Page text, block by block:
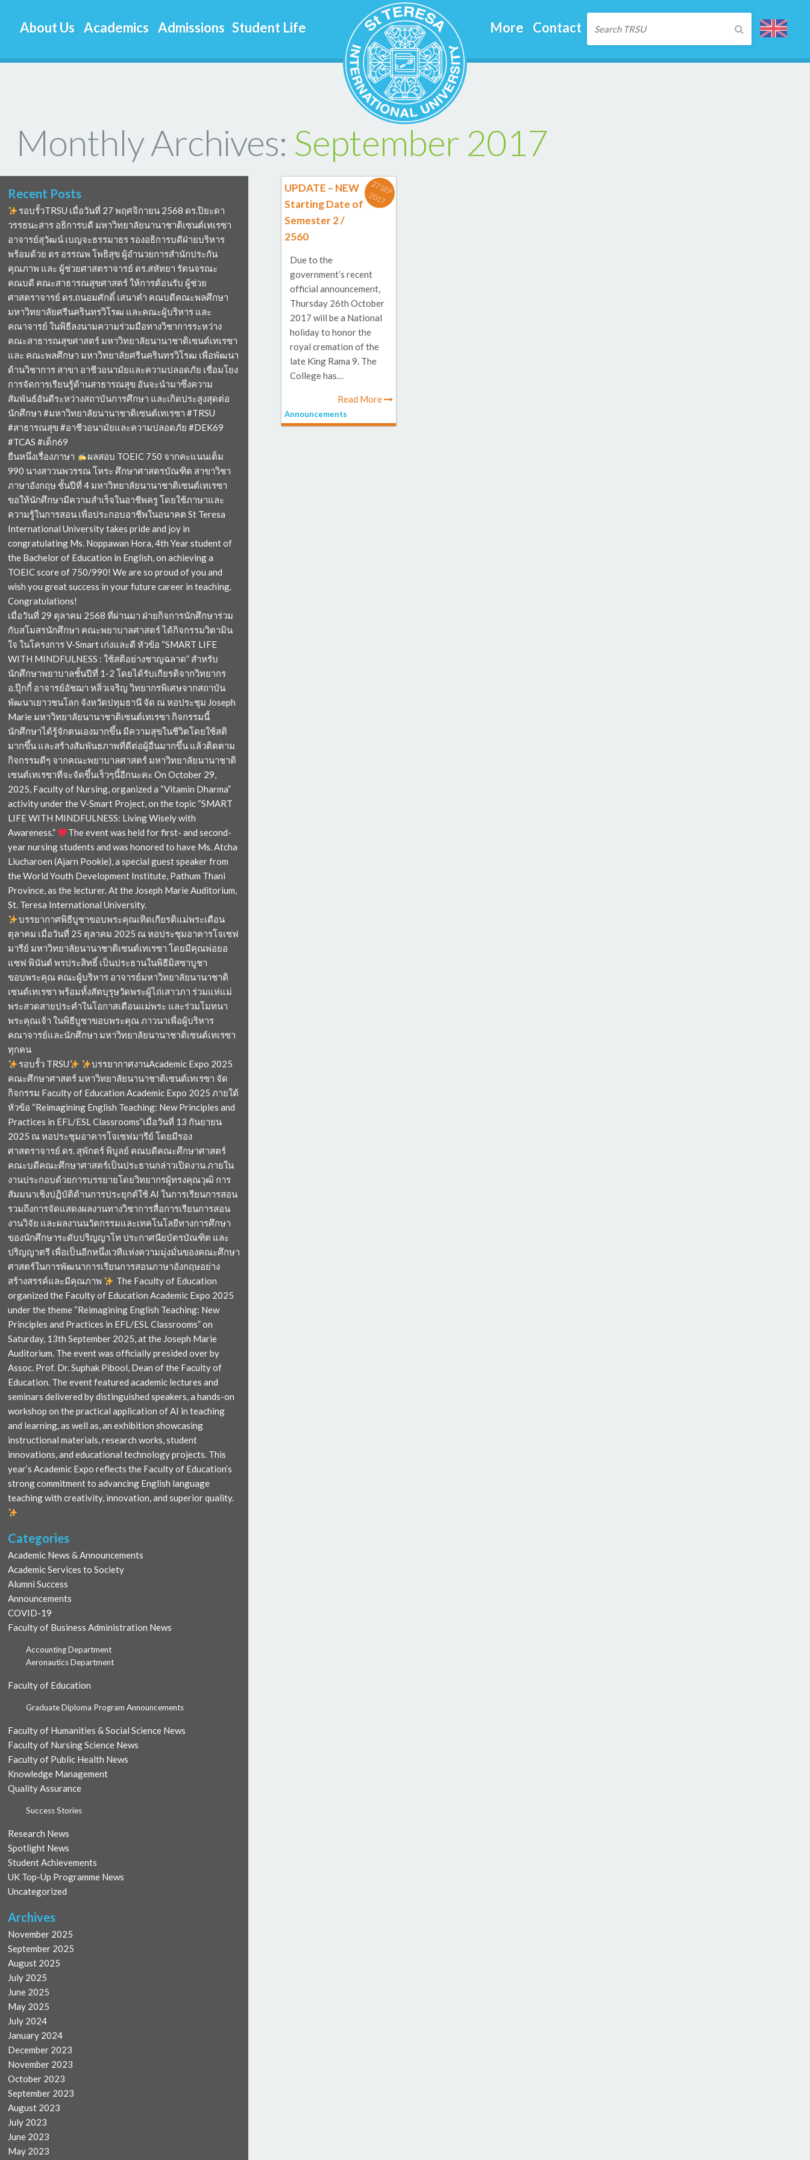
About Us Academics Admissions Student Life More Contact
Monthly Archives: September 2017
Recent Posts
รอบรั้วTRSU เมื่อวันที่ 27 พฤศจิกายน 2568 ดร.ปิยะดา
วรรธนะสาร อธิการบดี มหาวิทยาลัยนานาชาติเซนต์เทเรซา
อาจารย์สุวัฒน์ เบญจะธรรมาธร รองอธิการบดีฝ่ายบริหาร
พร้อมด้วย ดร อรรณพ โพธิสุข ผู้อำนวยการสำนักประกัน
คุณภาพ และ ผู้ช่วยศาสตราจารย์ ดร.สหัทยา รัตนจรณะ
คณบดี คณะสาธารณสุขศาสตร์ ให้การต้อนรับ ผู้ช่วย
ศาสตราจารย์ ดร.ถนอมศักดิ์ เสนาคำ คณบดีคณะพลศึกษา
มหาวิทยาลัยศรีนครินทรวิโรฒ และคณะผู้บริหาร และ
คณาจารย์ ในพิธีลงนามความร่วมมือทางวิชาการระหว่าง
คณะสาธารณสุขศาสตร์ มหาวิทยาลัยนานาชาติเซนต์เทเรซา
และ คณะพลศึกษา มหาวิทยาลัยศรีนครินทรวิโรฒ เพื่อพัฒนา
ด้านวิชาการ สาขา อาชีวอนามัยและความปลอดภัย เชื่อมโยง
การจัดการเรียนรู้ด้านสาธารณสุข อันจะนำมาซึ่งความ
สัมพันธ์อันดีระหว่างสถาบันการศึกษา และเกิดประสูงสุดต่อ
นักศึกษา #มหาวิทยาลัยนานาชาติเซนต์เทเรซา #TRSU
#สาธารณสุข #อาชีวอนามัยและความปลอดภัย #DEK69
#TCAS #เด็ก69
ยืนหนึ่งเรื่องภาษา
ผลสอบ TOEIC 750 จากคะแนนเต็ม
990 นางสาวนพวรรณ โหระ ศึกษาศาสตรบัณฑิต สาขาวิชา
ภาษาอังกฤษ ชั้นปีที่ 4 มหาวิทยาลัยนานาชาติเซนต์เทเรซา
ขอให้นักศึกษามีความสำเร็จในอาชีพครู โดยใช้ภาษาและ
ความรู้ในการสอน เพื่อประกอบอาชีพในอนาคต St Teresa
International University takes pride and joy in
congratulating Ms. Noppawan Hora, 4th Year student of
the Bachelor of Education in English, on achieving a
TOEIC score of 750/990! We are so proud of you and
wish you great success in your future career in teaching.
Congratulations!
เมื่อวันที่ 29 ตุลาคม 2568 ที่ผ่านมา ฝ่ายกิจการนักศึกษาร่วม
กับสโมสรนักศึกษา คณะพยาบาลศาสตร์ ได้กิจกรรมวิตามิน
ใจ ในโครงการ V-Smart เก่งและดี หัวข้อ “SMART LIFE
WITH MINDFULNESS : ใช้สติอย่างชาญฉลาด” สำหรับ
นักศึกษาพยาบาลชั้นปีที่ 1-2 โดยได้รับเกียรติจากวิทยากร
อ.ปุ๊กกี้ อาจารย์อัชฌา หลิ่วเจริญ วิทยากรพิเศษจากสถาบัน
พัฒนาเยาวชนโลก จังหวัดปทุมธานี จัด ณ หอประชุม Joseph
Marie มหาวิทยาลัยนานาชาติเซนต์เทเรซา กิจกรรมนี้
นักศึกษาได้รู้จักตนเองมากขึ้น มีความสุขในชีวิตโดยใช้สติ
มากขึ้น และสร้างสัมพันธภาพที่ดีต่อผู้อื่นมากขึ้น แล้วติดตาม
กิจกรรมดีๆ จากคณะพยาบาลศาสตร์ มหาวิทยาลัยนานาชาติ
เซนต์เทเรซาที่จะจัดขึ้นเร็วๆนี้อีกนะคะ On October 29,
2025, Faculty of Nursing, organized a “Vitamin Dharma”
activity under the V-Smart Project, on the topic “SMART
LIFE WITH MINDFULNESS: Living Wisely with
Awareness.”
The event was held for first- and second-
year nursing students and was honored to have Ms. Atcha
Liucharoen (Ajarn Pookie), a special guest speaker from
the World Youth Development Institute, Pathum Thani
Province, as the lecturer. At the Joseph Marie Auditorium,
St. Teresa International University.
บรรยากาศพิธีบูชาขอบพระคุณเทิดเกียรติแม่พระเดือน
ตุลาคม เมื่อวันที่ 25 ตุลาคม 2025 ณ หอประชุมอาคารโจเซฟ
มารีย์ มหาวิทยาลัยนานาชาติเซนต์เทเรซา โดยมีคุณพ่อยอ
แซฟ พินันต์ พรประสิทธิ์ เป็นประธานในพิธีมิสซาบูชา
ขอบพระคุณ คณะผู้บริหาร อาจารย์มหาวิทยาลัยนานาชาติ
เซนต์เทเรซา พร้อมทั้งสัตบุรุษวัดพระผู้ไถ่เสาวภา ร่วมแห่แม่
พระสวดสายประคำในโอกาสเดือนแม่พระ และร่วมโมทนา
พระคุณเจ้า ในพิธีบูชาขอบพระคุณ ภาวนาเพื่อผู้บริหาร
คณาจารย์และนักศึกษา มหาวิทยาลัยนานาชาติเซนต์เทเรซา
ทุกคน
รอบรั้ว TRSU
บรรยากาศงานAcademic Expo 2025
คณะศึกษาศาสตร์ มหาวิทยาลัยนานาชาติเซนต์เทเรซา จัด
กิจกรรม Faculty of Education Academic Expo 2025 ภายใต้
หัวข้อ “Reimagining English Teaching: New Principles and
Practices in EFL/ESL Classrooms”เมื่อวันที่ 13 กันยายน
2025 ณ หอประชุมอาคารโจเซฟมารีย์ โดยมีรอง
ศาสตราจารย์ ดร. สุพักตร์ พิบูลย์ คณบดีคณะศึกษาศาสตร์
คณะบดีคณะศึกษาศาสตร์เป็นประธานกล่าวเปิดงาน ภายใน
งานประกอบด้วยการบรรยายโดยวิทยากรผู้ทรงคุณวุฒิ การ
สัมมนาเชิงปฏิบัติด้านการประยุกต์ใช้ AI ในการเรียนการสอน
รวมถึงการจัดแสดงผลงานทางวิชาการสื่อการเรียนการสอน
งานวิจัย และผลงานนวัตกรรมและเทคโนโลยีทางการศึกษา
ของนักศึกษาระดับปริญญาโท ประกาศนียบัตรบัณฑิต และ
ปริญญาตรี เพื่อเป็นอีกหนึ่งเวทีแห่งความมุ่งมั่นของคณะศึกษา
ศาสตร์ในการพัฒนาการเรียนการสอนภาษาอังกฤษอย่าง
สร้างสรรค์และมีคุณภาพ
The Faculty of Education
organized the Faculty of Education Academic Expo 2025
under the theme “Reimagining English Teaching: New
Principles and Practices in EFL/ESL Classrooms” on
Saturday, 13th September 2025, at the Joseph Marie
Auditorium. The event was officially presided over by
Assoc. Prof. Dr. Suphak Pibool, Dean of the Faculty of
Education. The event featured academic lectures and
seminars delivered by distinguished speakers, a hands-on
workshop on the practical application of AI in teaching
and learning, as well as, an exhibition showcasing
instructional materials, research works, student
innovations, and educational technology projects. This
year’s Academic Expo reflects the Faculty of Education’s
strong commitment to advancing English language
teaching with creativity, innovation, and superior quality.
Categories
Academic News & Announcements
Academic Services to Society
Alumni Success
Announcements
COVID-19
Faculty of Business Administration News
Accounting Department
Aeronautics Department
Faculty of Education
Graduate Diploma Program Announcements
Faculty of Humanities & Social Science News
Faculty of Nursing Science News
Faculty of Public Health News
Knowledge Management
Quality Assurance
Success Stories
Research News
Spotlight News
Student Achievements
UK Top-Up Programme News
Uncategorized
Archives
November 2025
September 2025
August 2025
July 2025
June 2025
May 2025
July 2024
January 2024
December 2023
November 2023
October 2023
September 2023
August 2023
July 2023
June 2023
May 2023
UPDATE – NEW
Starting Date of
Semester 2 /
2560
Due to the
government’s recent
official announcement,
Thursday 26th October
2017 will be a National
holiday to honor the
royal cremation of the
late King Rama 9. The
College has…
Read More
Announcements
2
7
S
E
P
2
0
1
7